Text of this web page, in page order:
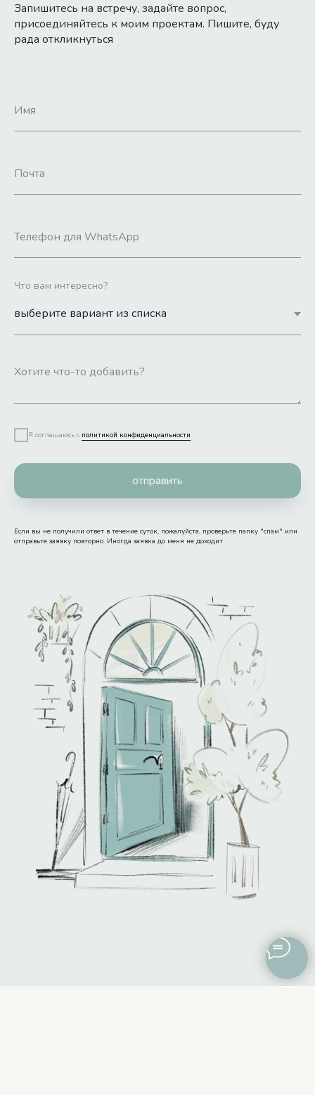
Запишитесь на встречу, задайте вопрос,
присоединяйтесь к моим проектам. Пишите, буду
рада откликнуться
Что вам интересно?
Я соглашаюсь с политикой конфиденциальности.
отправить
Если вы не получили ответ в течение суток, пожалуйста, проверьте папку "спам" или
отправьте заявку повторно. Иногда заявка до меня не доходит